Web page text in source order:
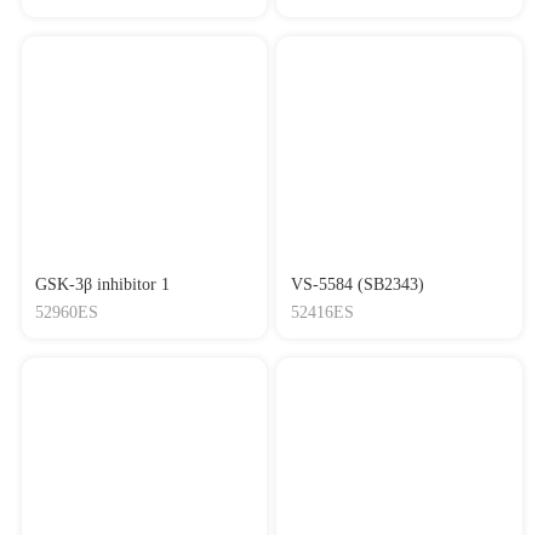
GSK-3β inhibitor 1
52960ES
VS-5584 (SB2343)
52416ES